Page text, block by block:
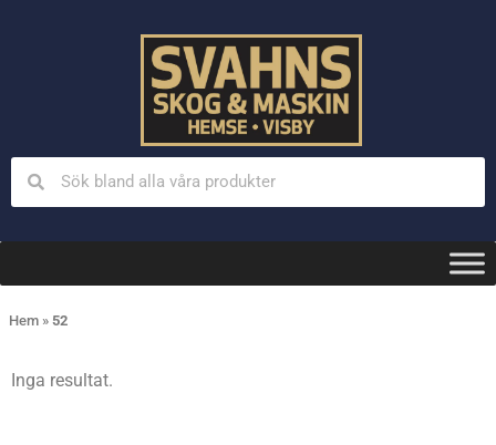
Hem » 52
Inga resultat.